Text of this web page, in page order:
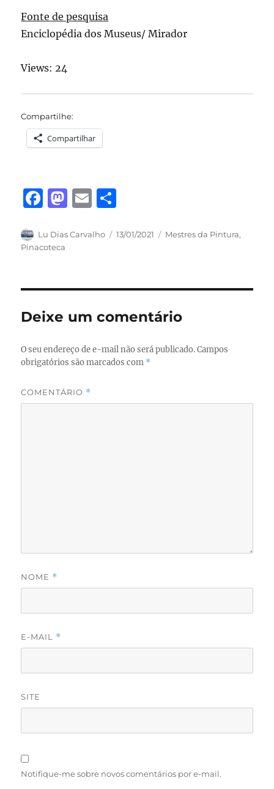
Fonte de pesquisa
Enciclopédia dos Museus/ Mirador
Views: 24
Compartilhe:
Compartilhar
F
c
e
o
o
M
st
o
n
E
ai a
Autor
Lu Dias Carvalho
Publicado
13/01/2021 Categorias
Mestres da Pintura,
Pinacoteca
Deixe um comentário
O seu endereço de e-mail não será publicado. Campos
obrigatórios são marcados com *
COMENTÁRIO *
NOME *
E-MAIL *
SITE
Notifique-me sobre novos comentários por e-mail.